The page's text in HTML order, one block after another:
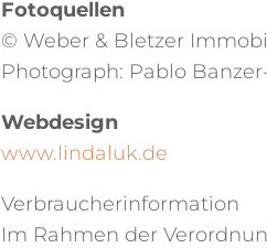
Fotoquellen
© Weber & Bletzer
Photograph: Pablo
Webdesign
www.lindaluk.de
Verbraucherinformation
Im Rahmen der